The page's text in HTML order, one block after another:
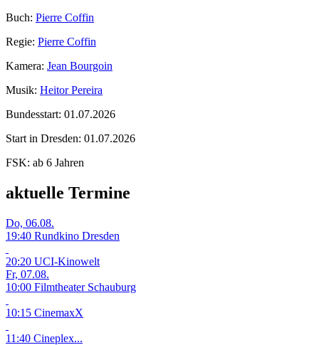
Buch: Pierre Coffin
Regie: Pierre Coffin
Kamera: Jean Bourgoin
Musik: Heitor Pereira
Bundesstart: 01.07.2026
Start in Dresden: 01.07.2026
FSK: ab 6 Jahren
aktuelle Termine
Do, 06.08.
19:40 Rundkino Dresden
20:20 UCI-Kinowelt
Fr, 07.08.
10:00 Filmtheater Schauburg
10:15 CinemaxX
11:40 Cineplex...